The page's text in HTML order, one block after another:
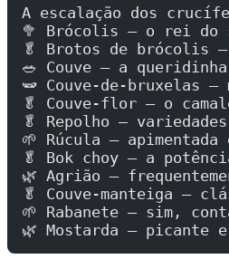
A escalação dos
🥦 Brócolis — o rei do
🥬 Brotos de brócolis
🥗 Couve — a
🫛 Couve-de-bruxelas
🥬 Couve-flor — o
🥬 Repolho —
🌱 Rúcula —
🥬 Bok choy — a
🌿 Agrião —
🥬 Couve-manteiga —
🌱 Rabanete — sim,
🌿 Mostarda — picante